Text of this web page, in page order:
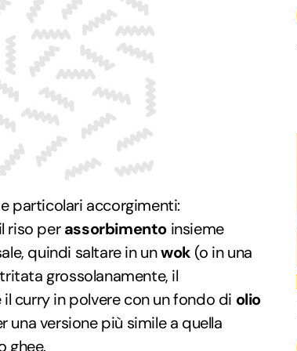
particolari accorgimenti:
riso perassorbimento insieme
quindi saltare in unwok (o in una
grossolanamente, il
curry in polvere con un fondo di olio
una versione più simile a quella
ghee.